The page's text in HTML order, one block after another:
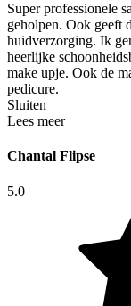
Super professionele
geholpen. Ook geeft
huidverzorging. Ik
heerlijke
make upje. Ook de
pedicure.
Sluiten
Lees meer
Chantal Flipse
5.0